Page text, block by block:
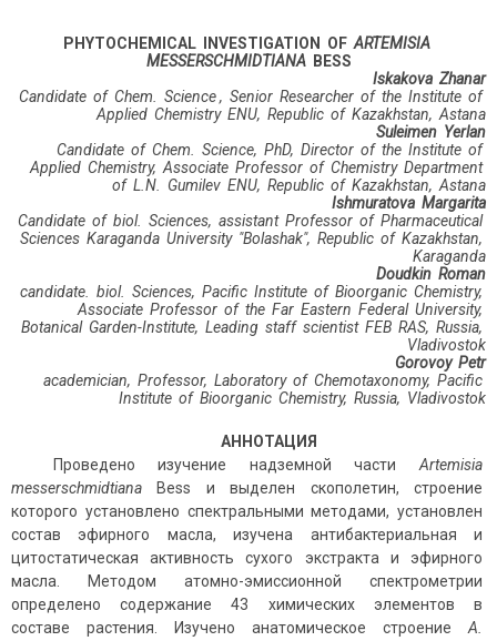
PHYTOCHEMICAL INVESTIGATION OF ARTEMISIA
MESSERSCHMIDTIANABESS
Iskakova Zhanar
Candidate of Chem. Science, Senior Researcher of the Institute of
Applied Chemistry ENU, Republic of Kazakhstan, Astana
Suleimen Yerlan
Candidate of Chem. Science, PhD, Director of the Institute of
Applied Chemistry, Associate Professor of Chemistry Department
of L.N. Gumilev ENU, Republic of Kazakhstan, Astana
Ishmuratova Margarita
Candidate of biol. Sciences, assistant Professor of Pharmaceutical
Sciences Karaganda University "Bolashak", Republic of Kazakhstan,
Karaganda
Doudkin Roman
candidate. biol. Sciences, Pacific Institute of Bioorganic Chemistry,
Associate Professor of the Far Eastern Federal University,
Botanical Garden-Institute, Leading staff scientist FEB RAS, Russia,
Vladivostok
Gorovoy Petr
academician, Professor, Laboratory of Chemotaxonomy, Pacific
Institute of Bioorganic Chemistry, Russia, Vladivostok
АННОТАЦИЯ
Проведено изучение надземной части Artemisia
messerschmidtiana Bess и выделен скополетин, строение
которого установлено спектральными методами, установлен
состав эфирного масла, изучена антибактериальная и
цитостатическая активность сухого экстракта и эфирного
масла. Методом атомно-эмиссионной спектрометрии
определено содержание 43 химических элементов в
составе растения. Изучено анатомическое строение A.